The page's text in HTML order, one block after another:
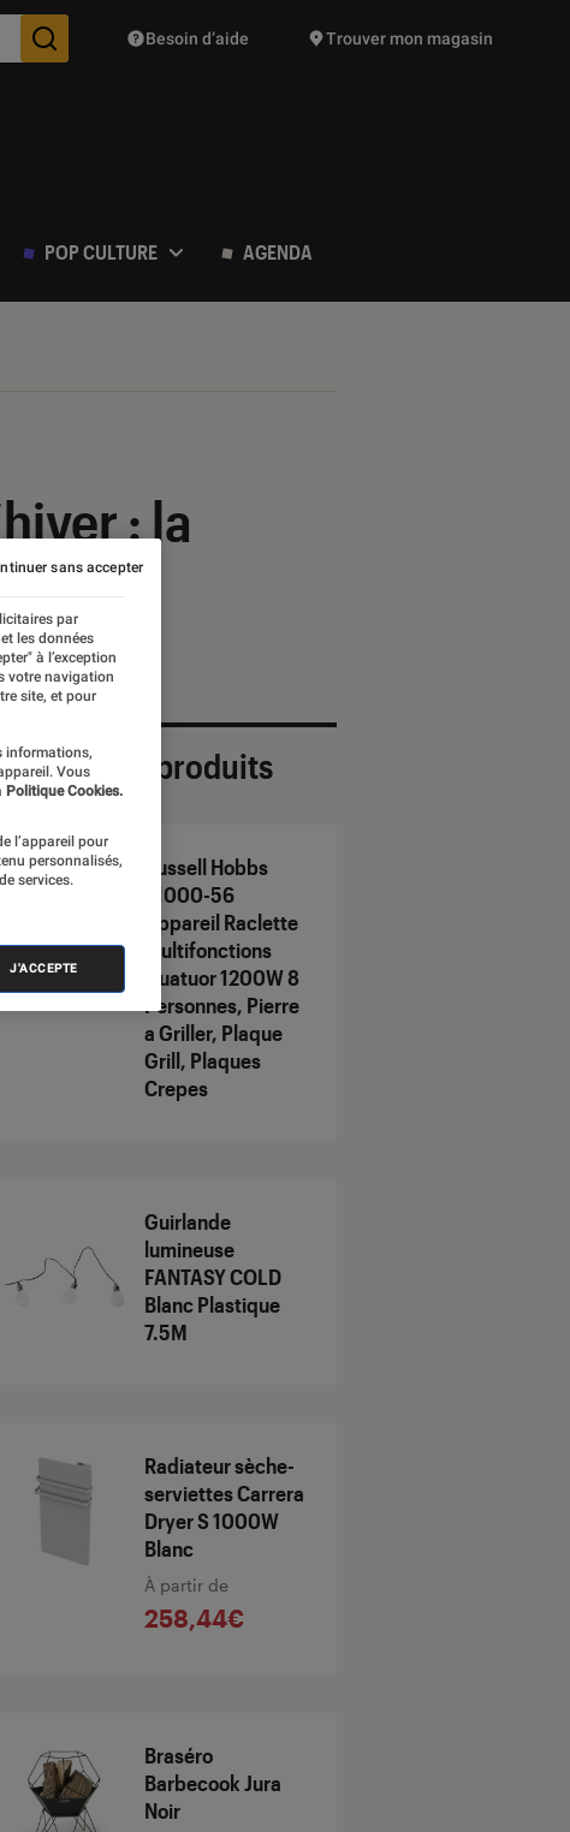
Des suggestions de produits vont vous être proposées
Besoin d’aide Trouver mon magasin
POP CULTURE AGENDA
: la
de produits
Russell Hobbs
21000-56
Appareil Raclette
Multifonctions
Quatuor 1200W 8
Personnes, Pierre
a Griller, Plaque
Grill, Plaques
Crepes
Guirlande
lumineuse
FANTASY COLD
Blanc Plastique
7.5M
Radiateur sèche-
serviettes Carrera
Dryer S 1000W
Blanc
À partir de
258,44€
Braséro
Barbecook Jura
Noir
par
les données
à l’exception
votre navigation
site, et pour
informations,
Vous
Politique Cookies.
l’appareil pour
personnalisés,
services.
J'ACCEPTE
sans accepter